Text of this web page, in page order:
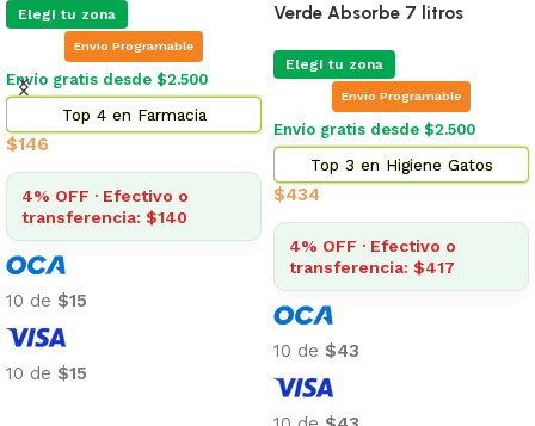
Elegí tu zona
Envio Programable
Envío gratis desde $2.500
Top 4 en Farmacia
$146
4% OFF · Efectivo o
transferencia: $140
10 de $15
10 de $15
Verde Absorbe 7 litros
Elegí tu zona
Envio Programable
Envío gratis desde $2.500
Top 3 en Higiene Gatos
$434
4% OFF · Efectivo o
transferencia: $417
10 de $43